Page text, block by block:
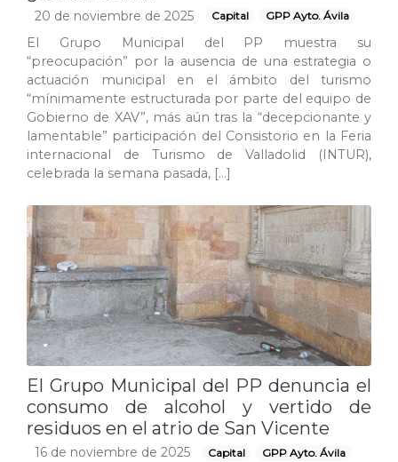
20 de noviembre de 2025 Capital GPP Ayto. Ávila
El Grupo Municipal del PP muestra su
“preocupación” por la ausencia de una estrategia o
actuación municipal en el ámbito del turismo
“mínimamente estructurada por parte del equipo de
Gobierno de XAV”, más aún tras la “decepcionante y
lamentable” participación del Consistorio en la Feria
internacional de Turismo de Valladolid (INTUR),
celebrada la semana pasada, […]
El Grupo Municipal del PP denuncia el
consumo de alcohol y vertido de
residuos en el atrio de San Vicente
16 de noviembre de 2025 Capital GPP Ayto. Ávila